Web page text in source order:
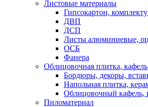
Листовые материалы
Гипсокартон,
ДВП
ДСП
Листы алюминиевые,
ОСБ
Фанера
Облицовочная плитка, кафель
Бордюры, декоры,
Напольная плитка,
Облицовочный кафель,
Пиломатериал